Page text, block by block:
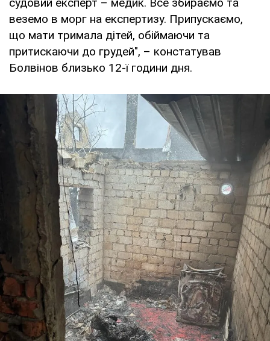
веземо в морг на експертизу. Припускаємо,
що мати тримала дітей, обіймаючи та
притискаючи до грудей", – констатував
Болвінов близько 12-ї години дня.